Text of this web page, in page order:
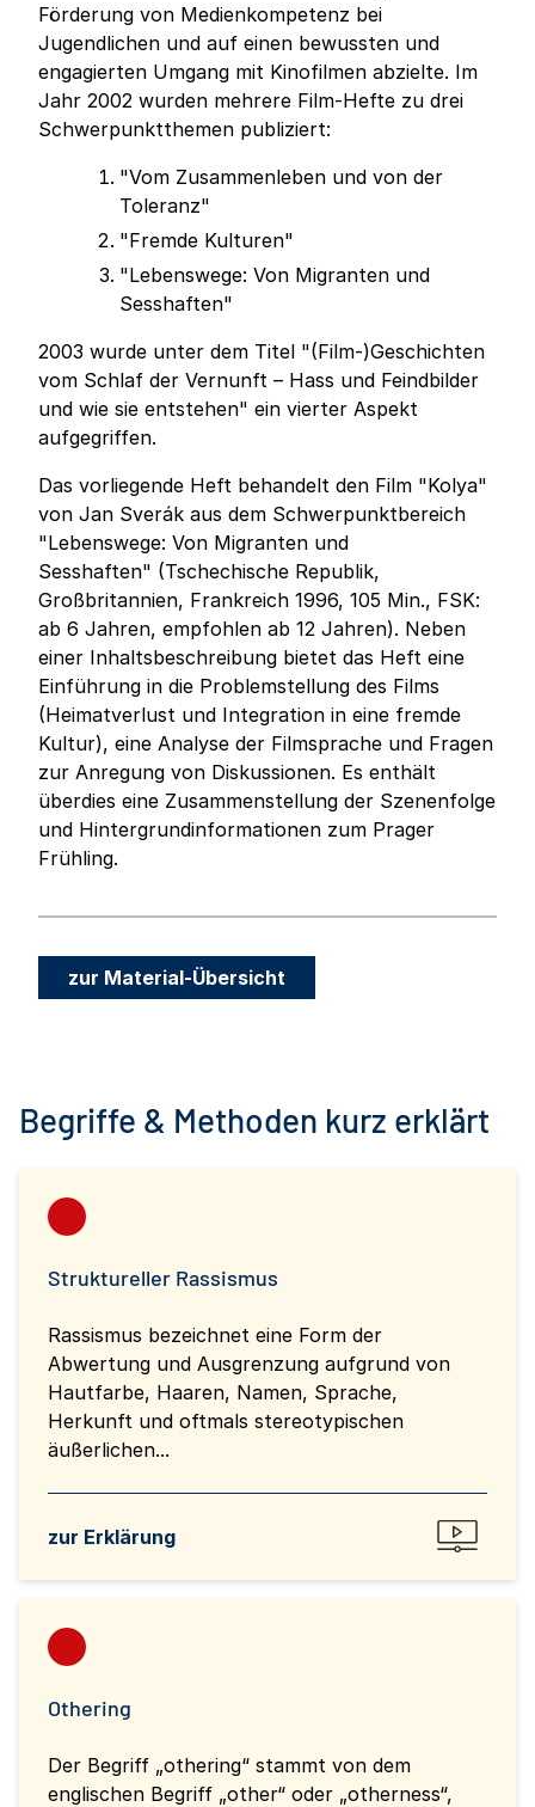
Förderung von Medienkompetenz bei
Jugendlichen und auf einen bewussten und
engagierten Umgang mit Kinofilmen abzielte. Im
Jahr 2002 wurden mehrere Film-Hefte zu drei
Schwerpunktthemen publiziert:
"Vom Zusammenleben und von der
Toleranz"
"Fremde Kulturen"
"Lebenswege: Von Migranten und
Sesshaften"
2003 wurde unter dem Titel "(Film-)Geschichten
vom Schlaf der Vernunft – Hass und Feindbilder
und wie sie entstehen" ein vierter Aspekt
aufgegriffen.
Das vorliegende Heft behandelt den Film "Kolya"
von Jan Sverák aus dem Schwerpunktbereich
"Lebenswege: Von Migranten und
Sesshaften" (Tschechische Republik,
Großbritannien, Frankreich 1996, 105 Min., FSK:
ab 6 Jahren, empfohlen ab 12 Jahren). Neben
einer Inhaltsbeschreibung bietet das Heft eine
Einführung in die Problemstellung des Films
(Heimatverlust und Integration in eine fremde
Kultur), eine Analyse der Filmsprache und Fragen
zur Anregung von Diskussionen. Es enthält
überdies eine Zusammenstellung der Szenenfolge
und Hintergrundinformationen zum Prager
Frühling.
zur Material-Übersicht
Begriffe & Methoden kurz erklärt
Struktureller Rassismus
Rassismus bezeichnet eine Form der
Abwertung und Ausgrenzung aufgrund von
Hautfarbe, Haaren, Namen, Sprache,
Herkunft und oftmals stereotypischen
äußerlichen...
zur Erklärung
Othering
Der Begriff „othering“ stammt von dem
englischen Begriff „other“ oder „otherness“,